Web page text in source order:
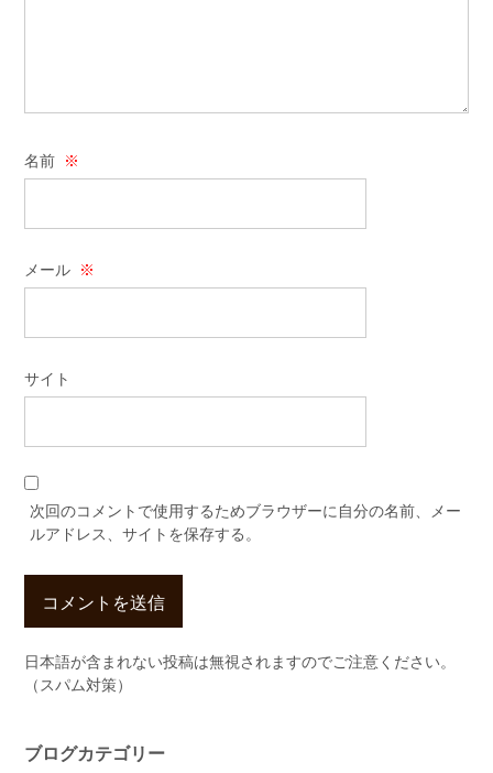
名前 ※
メール ※
サイト
次回のコメントで使用するためブラウザーに自分の名前、メー
ルアドレス、サイトを保存する。
日本語が含まれない投稿は無視されますのでご注意ください。
（スパム対策）
ブログカテゴリー